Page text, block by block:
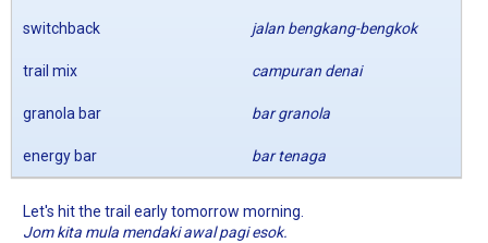
switchback jalan bengkang-bengkok
trail mix campuran denai
granola bar bar granola
energy bar bar tenaga
Let's hit the trail early tomorrow morning.
Jom kita mula mendaki awal pagi esok.